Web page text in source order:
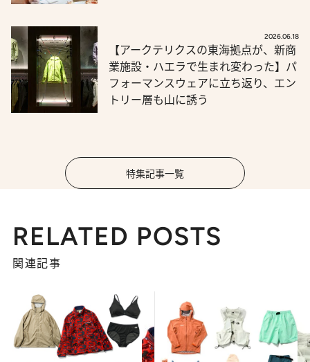
2026.06.18
【アークテリクスの東海拠点が、新商
業施設・ハエラで生まれ変わった】パ
フォーマンスウェアに立ち返り、エン
トリー層も山に誘う
特集記事一覧
RELATED POSTS
関連記事